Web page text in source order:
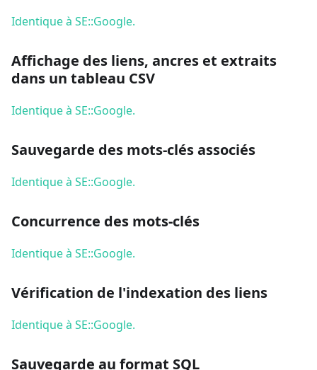
Identique à SE::Google.
Affichage des liens, ancres et extraits
dans un tableau CSV
Identique à SE::Google.
Sauvegarde des mots-clés associés
Identique à SE::Google.
Concurrence des mots-clés
Identique à SE::Google.
Vérification de l'indexation des liens
Identique à SE::Google.
Sauvegarde au format SQL